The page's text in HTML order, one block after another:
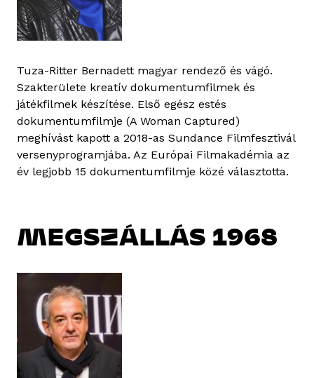
Tuza-Ritter Bernadett magyar rendező és vágó.
Szakterülete kreatív dokumentumfilmek és
játékfilmek készítése. Első egész estés
dokumentumfilmje (A Woman Captured)
meghívást kapott a 2018-as Sundance Filmfesztivál
versenyprogramjába. Az Európai Filmakadémia az
év legjobb 15 dokumentumfilmje közé választotta.
MEGSZÁLLÁS 1968